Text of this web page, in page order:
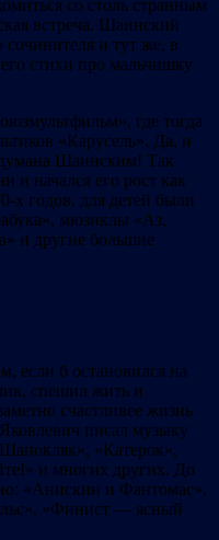
со столь странным
встреча. Шаинский
сочинителя и тут же, в
стихи про мальчишку
где тогда
«Карусель». Да, и
Шаинским! Так
и начался его рост как
х годов, для детей были
мюзиклы «Аз,
и другие большие
б остановился на
спешил жить и
счастливее жизнь
писал музыку
«Катерок»,
и многих других. До
«Анискин и Фантомас»,
«Финист — ясный